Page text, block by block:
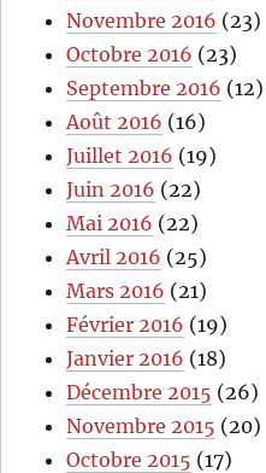
Novembre 2016 (23)
Octobre 2016 (23)
Septembre 2016 (12)
Août 2016 (16)
Juillet 2016 (19)
Juin 2016 (22)
Mai 2016 (22)
Avril 2016 (25)
Mars 2016 (21)
Février 2016 (19)
Janvier 2016 (18)
Décembre 2015 (26)
Novembre 2015 (20)
Octobre 2015 (17)